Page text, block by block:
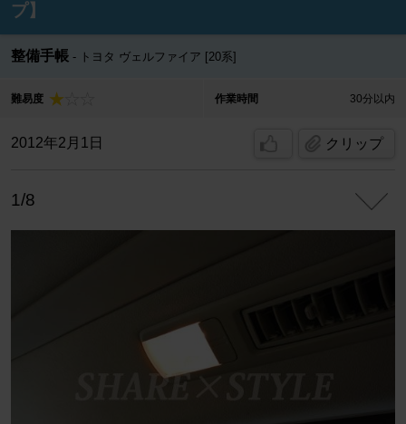
プ】
整備手帳 トヨタ ヴェルファイア [20系]
難易度 作業時間 30分以内
2012年2月1日 クリップ
1/8